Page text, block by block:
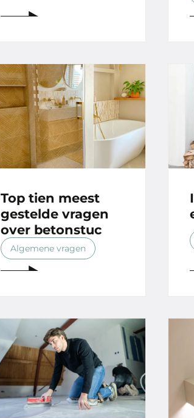
Top tien meest
gestelde vragen
over betonstuc
Algemene vragen